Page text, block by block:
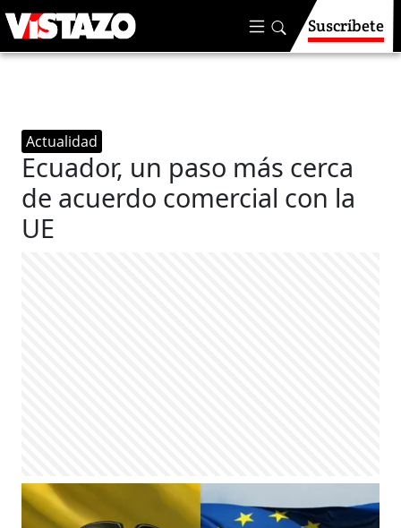
Suscríbete
Actualidad
Ecuador, un paso más cerca
de acuerdo comercial con la
UE